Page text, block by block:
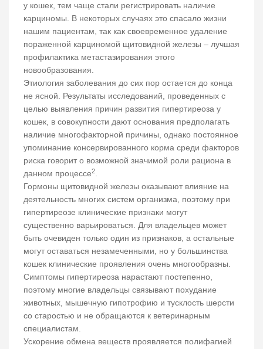
у кошек, тем чаще стали регистрировать наличие
карциномы. В некоторых случаях это спасало жизни
нашим пациентам, так как своевременное удаление
пораженной карциномой щитовидной железы – лучшая
профилактика метастазирования этого
новообразования.
Этиология заболевания до сих пор остается до конца
не ясной. Результаты исследований, проведенных с
целью выявления причин развития гипертиреоза у
кошек, в совокупности дают основания предполагать
наличие многофакторной причины, однако постоянное
упоминание консервированного корма среди факторов
риска говорит о возможной значимой роли рациона в
данном процессе2.
Гормоны щитовидной железы оказывают влияние на
деятельность многих систем организма, поэтому при
гипертиреозе клинические признаки могут
существенно варьироваться. Для владельцев может
быть очевиден только один из признаков, а остальные
могут оставаться незамеченными, но у большинства
кошек клинические проявления очень многообразны.
Симптомы гипертиреоза нарастают постепенно,
поэтому многие владельцы связывают похудание
животных, мышечную гипотрофию и тусклость шерсти
со старостью и не обращаются к ветеринарным
специалистам.
Ускорение обмена веществ проявляется полифагией